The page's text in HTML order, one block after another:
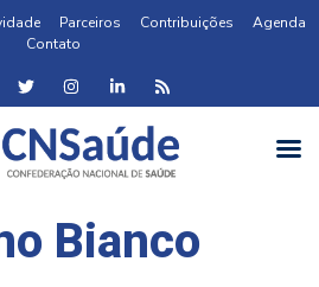
Parceiros Contribuições
Agenda
Contato
Bianco